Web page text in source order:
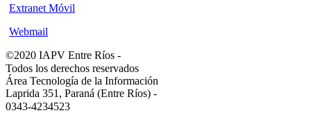
Extranet Móvil
Webmail
©2020 IAPV Entre Ríos -
Todos los derechos reservados
Área Tecnología de la Información
Laprida 351, Paraná (Entre Ríos) -
0343-4234523